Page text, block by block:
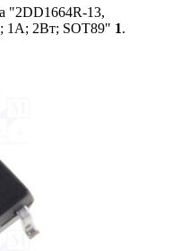
"2DD1664R-13,
1А; 2Вт; SOT89" 1.